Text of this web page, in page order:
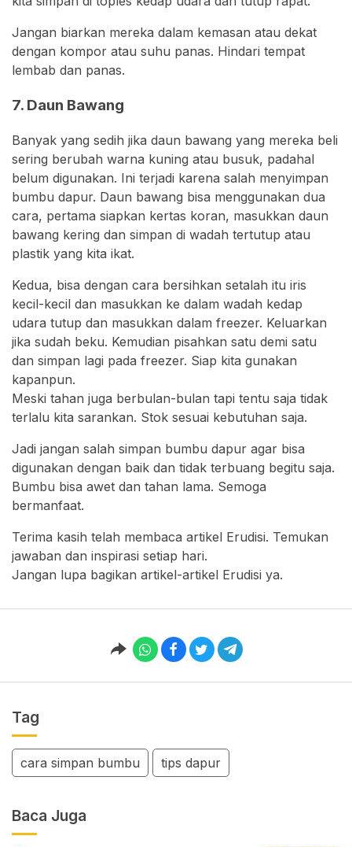
Jangan biarkan mereka dalam kemasan atau dekat
dengan kompor atau suhu panas. Hindari tempat
lembab dan panas.
7. Daun Bawang
Banyak yang sedih jika daun bawang yang mereka beli
sering berubah warna kuning atau busuk, padahal
belum digunakan. Ini terjadi karena salah menyimpan
bumbu dapur. Daun bawang bisa menggunakan dua
cara, pertama siapkan kertas koran, masukkan daun
bawang kering dan simpan di wadah tertutup atau
plastik yang kita ikat.
Kedua, bisa dengan cara bersihkan setalah itu iris
kecil-kecil dan masukkan ke dalam wadah kedap
udara tutup dan masukkan dalam freezer. Keluarkan
jika sudah beku. Kemudian pisahkan satu demi satu
dan simpan lagi pada freezer. Siap kita gunakan
kapanpun.
Meski tahan juga berbulan-bulan tapi tentu saja tidak
terlalu kita sarankan. Stok sesuai kebutuhan saja.
Jadi jangan salah simpan bumbu dapur agar bisa
digunakan dengan baik dan tidak terbuang begitu saja.
Bumbu bisa awet dan tahan lama. Semoga
bermanfaat.
Terima kasih telah membaca artikel Erudisi. Temukan
jawaban dan inspirasi setiap hari.
Jangan lupa bagikan artikel-artikel Erudisi ya.
Tag
cara simpan bumbu tips dapur
Baca Juga